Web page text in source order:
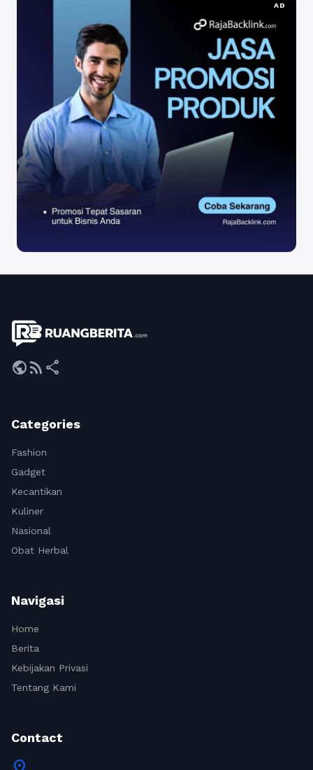
AD
publicrss_feed share
Categories
Fashion
Gadget
Kecantikan
Kuliner
Nasional
Obat Herbal
Navigasi
Home
Berita
Kebijakan Privasi
Tentang Kami
Contact